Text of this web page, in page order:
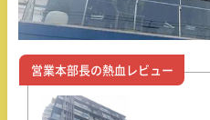
営業本部長の熱血レビュー